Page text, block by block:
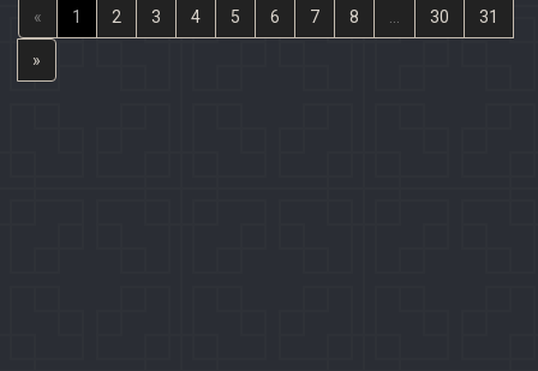
« 1 2 3 4 5 6 7 8 30 31
»